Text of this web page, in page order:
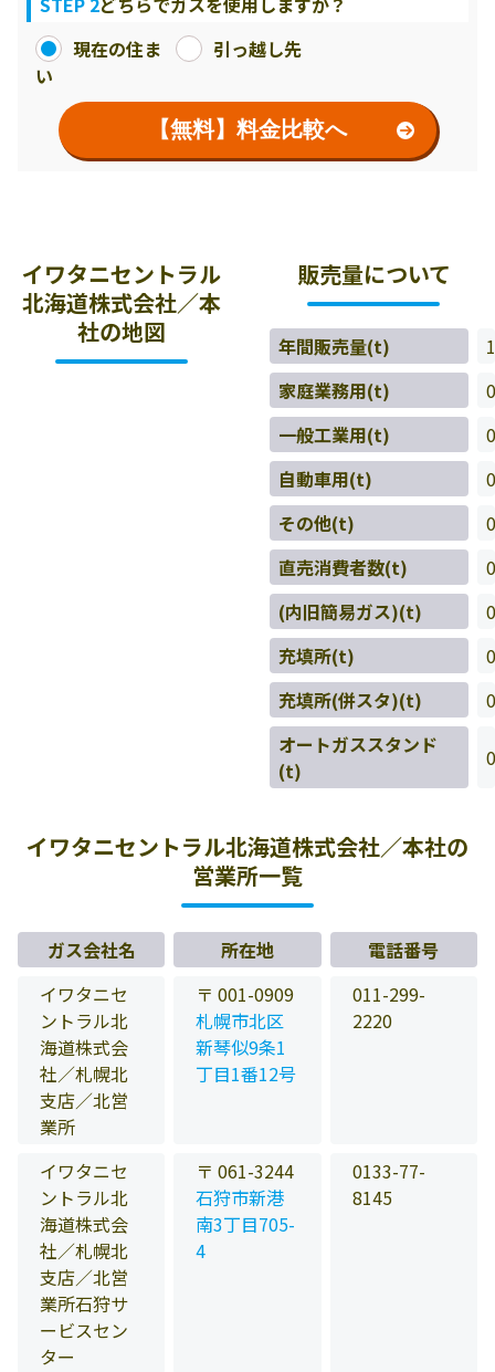
現在の住ま
い
引っ越し先
【無料】料金比較へ
イワタニセントラル
北海道株式会社／本
社の地図
販売量について
年間販売量(t)
家庭業務用(t)
0
一般工業用(t)
0
自動車用(t)
0
その他(t)
0
直売消費者数(t)
0
(内旧簡易ガス)(t)
0
充填所(t)
0
充填所(併スタ)(t)
0
オートガススタンド
(t)
0
イワタニセントラル北海道株式会社／本社の
営業所一覧
ガス会社名 所在地
電話番号
イワタニセ
ントラル北
海道株式会
社／札幌北
支店／北営
業所
〒 001-0909
札幌市北区
新琴似9条1
丁目1番12号
011-299-
2220
イワタニセ
ントラル北
海道株式会
社／札幌北
支店／北営
業所石狩サ
ービスセン
ター
〒 061-3244
石狩市新港
南3丁目705-
4
0133-77-
8145